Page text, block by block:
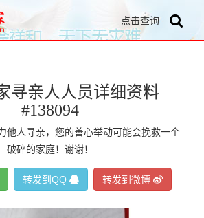
点击查询
寻亲人人员详细资料
#138094
他人寻亲，您的善心举动可能会挽救一个
破碎的家庭！谢谢！
转发到QQ 转发到微博